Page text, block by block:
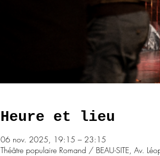
Heure et lieu
06 nov. 2025, 19:15 – 23:15
Théâtre populaire Romand / BEAU-SITE, Av.